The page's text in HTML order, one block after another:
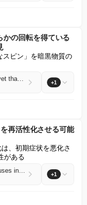
かの回転を得ている
スピン」を暗黒物質の
Astrophysicists find best evidence yet that galaxies get some spin before birth +1
再活性化させる可能
、初期症状を悪化さ
がある
COVID-19 can wake up dormant viruses in the body, large study confirms +1